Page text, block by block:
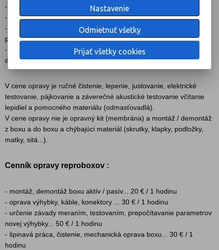
- oprava / rekitovanie 12" až 15" ........ 50 € / 1 kus
- oprava / rekitovanie 18" až 21" ........ 60 € / 1 kus
- lakovanie membrány originálnym reprolakom ... 5 - 25€ podľa
priemeru (plochy repra)
- expresná oprava / rekitovanie do 3 - 4 pracovných dní (mimo
driverov 1 - 2") : príplatok +100% ceny práce
V cene opravy je ručné čistenie, lepenie, justovanie, elektrické
testovanie, pájkovanie a záverečné akustické testovanie včítanie
lepidiel a pomocného materiálu (odmasťovadlá).
V cene opravy nie je opravný kit (membrána) a montáž / demontáž
z boxu a do boxu a chýbajúci materiál (skrutky, klapky, podložky,
matky, sitá...).
Cenník opravy reproboxov :
- montáž, demontáž boxu aktív / pasív... 20 € / 1 hodinu
- oprava výhybky, káble, konektory ... 30 € / 1 hodinu
- určenie závady meraním, testovaním, prepočítavanie parametrov
novej výhybky... 50 € / 1 hodinu
- špinavá práca, čistenie, mechanická oprava boxu... 30 € / 1
hodinu
Nastavenie
Odmietnuť všetky
Prijať všetky cookies